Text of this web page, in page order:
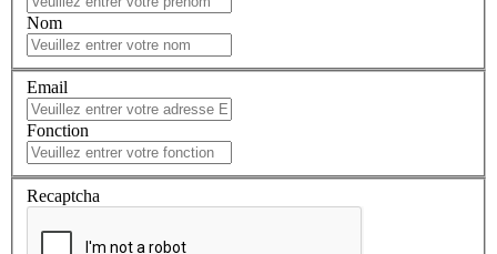
Nom
Email
Fonction
Recaptcha